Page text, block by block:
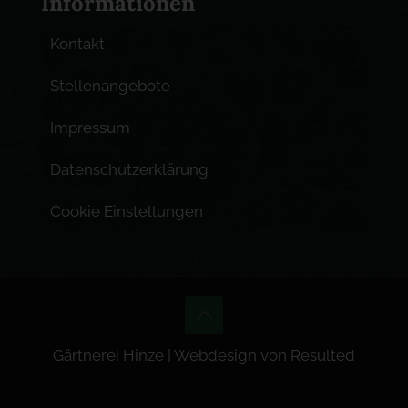
Kontakt
Stellenangebote
Impressum
Datenschutzerklärung
Cookie Einstellungen
Gärtnerei Hinze | Webdesign von Resulted